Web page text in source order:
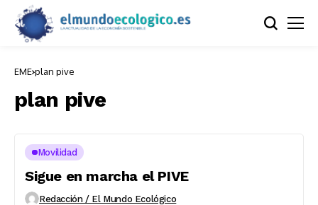
EME plan pive
plan pive
Movilidad
Sigue en marcha el PIVE
Redacción / El Mundo Ecológico